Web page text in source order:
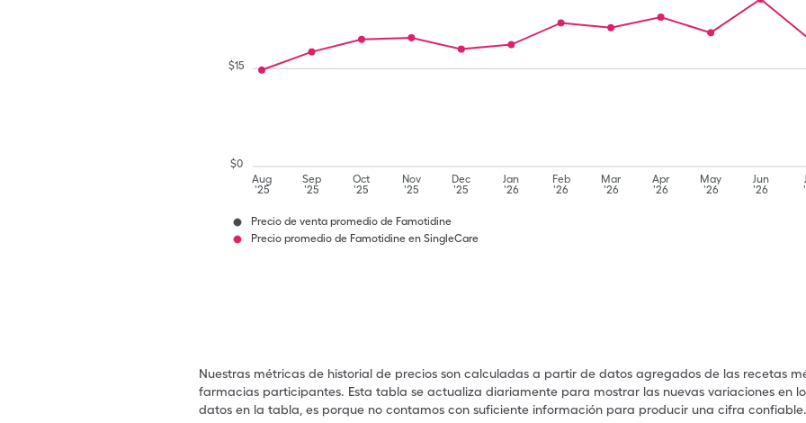
Aug
'25
Sep
'25
Oct
'25
Nov
'25
Dec
'25
Jan
'26
Feb
'26
Mar
'26
Apr
'26
May
'26
Jun
'26
$0
$15
Precio de venta promedio de Famotidine
Precio promedio de Famotidine en SingleCare
Nuestras métricas de historial de precios son calculadas a partir de datos agregados de las recetas
farmacias participantes. Esta tabla se actualiza diariamente para mostrar las nuevas variaciones en
datos en la tabla, es porque no contamos con suficiente información para producir una cifra confiable.